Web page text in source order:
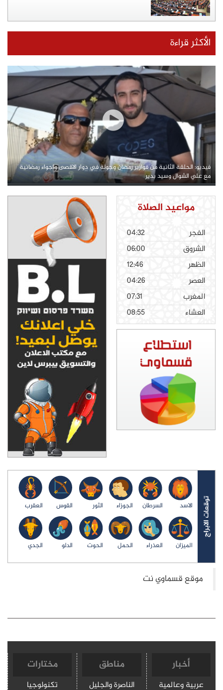
الأكثر قراءة
فيديو: الحلقة الثانية من فوازير رمضان وجولة في دوار الاقصى واجواء رمضانية
مع علي الشوال وسيد بدير
مواعيد الصلاة
الفجر
04:32
الشروق
06:00
الظهر
12:46
العصر
04:26
المغرب
07:31
العشاء
08:55
الاسد السرطان الجوزاء الثور القوس العقرب
الميزان العذراء الحمل الحوت الدلو الجدي
أخبار
عربية وعالمية
مناطق
الناصرة والجليل
مختارات
تكنولوجيا